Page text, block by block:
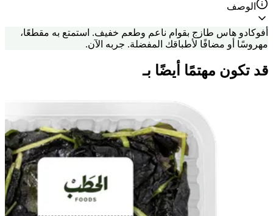
الوصف
أفوكادو هاس طازج بقوام ناعم وطعم خفيف. استمتع به مقطعًا،
مهروسًا أو مضافًا لأطباقك المفضلة. جربه الآن.
قد تكون مهتمًا أيضًا بـ